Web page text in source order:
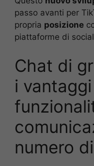
passo avanti per
propria posizione
piattaforme di
Chat di
i
numero